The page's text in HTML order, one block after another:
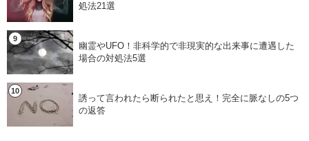
処法21選
幽霊やUFO！非科学的で非現実的な出来事に遭遇した
場合の対処法5選
誘って言われたら断られたと思え！完全に脈なしの5つ
の返答